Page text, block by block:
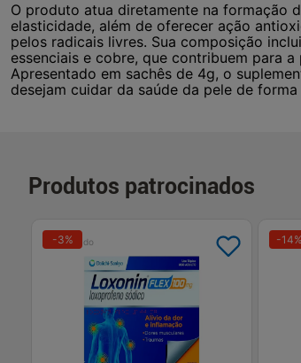
O produto atua diretamente na formação
elasticidade, além de oferecer ação
pelos radicais livres. Sua composição
essenciais e cobre, que contribuem para
Apresentado em sachês de 4g, o
desejam cuidar da saúde da pele de
Produtos patrocinados
Patrocinado
-3% -14%